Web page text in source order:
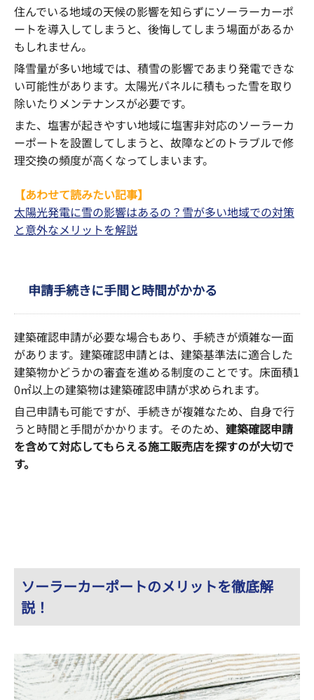
住んでいる地域の天候の影響を知らずにソーラーカーポ
ートを導入してしまうと、後悔してしまう場面があるか
もしれません。
降雪量が多い地域では、積雪の影響であまり発電できな
い可能性があります。太陽光パネルに積もった雪を取り
除いたりメンテナンスが必要です。
また、塩害が起きやすい地域に塩害非対応のソーラーカ
ーポートを設置してしまうと、故障などのトラブルで修
理交換の頻度が高くなってしまいます。
【あわせて読みたい記事】
太陽光発電に雪の影響はあるの？雪が多い地域での対策
と意外なメリットを解説
申請手続きに手間と時間がかかる
建築確認申請が必要な場合もあり、手続きが煩雑な一面
があります。建築確認申請とは、建築基準法に適合した
建築物かどうかの審査を進める制度のことです。床面積1
0㎡以上の建築物は建築確認申請が求められます。
自己申請も可能ですが、手続きが複雑なため、自身で行
うと時間と手間がかかります。そのため、 建築確認申請
を含めて対応してもらえる施工販売店を探すのが大切で
す。
ソーラーカーポートのメリットを徹底解
説！